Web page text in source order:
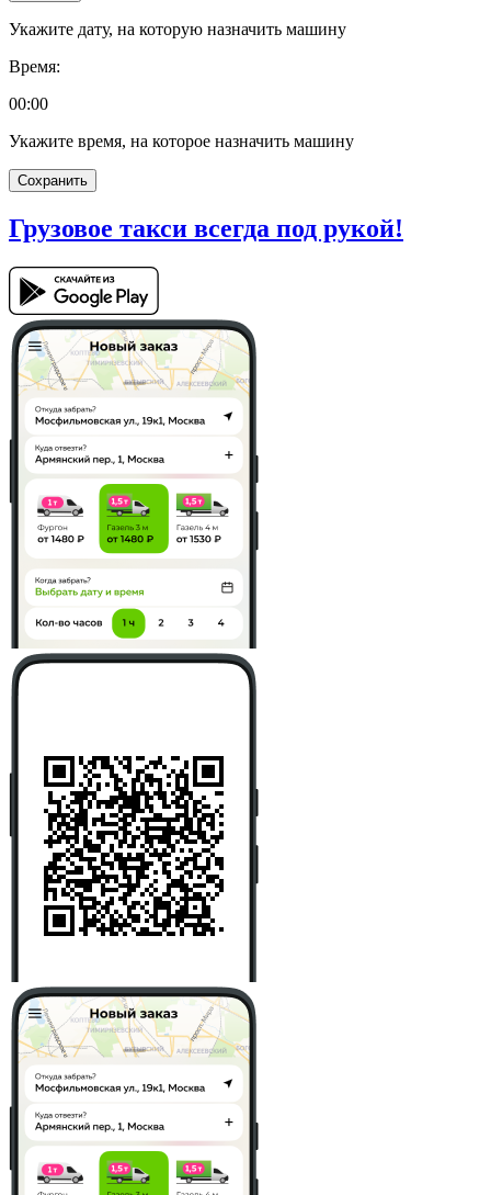
Укажите дату, на которую назначить машину
Время:
00:00
Укажите время, на которое назначить машину
Сохранить
Грузовое такси всегда под рукой!